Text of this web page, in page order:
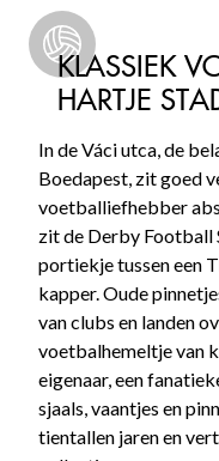
KLASSIEK
HARTJE
In de Váci utca, de
Boedapest, zit goed
voetballiefhebber
zit de Derby Football
portiekje tussen een
kapper. Oude
van clubs en landen
voetbalhemeltje van
eigenaar, een
sjaals, vaantjes en
tientallen jaren en